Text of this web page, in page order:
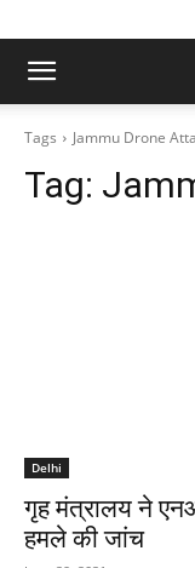
Tags Jammu Drone
Tag:
Delhi
गृह मंत्रालय ने
हमले की जांच